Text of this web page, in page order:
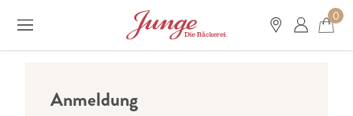
0
Anmeldung